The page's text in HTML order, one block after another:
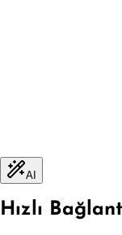
AI
Hızlı